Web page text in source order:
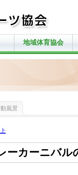
地域体育協会
風景
ーカーニバル